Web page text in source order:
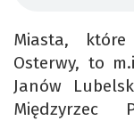
Miasta,
Osterwy, to
Janów
Międzyrzec